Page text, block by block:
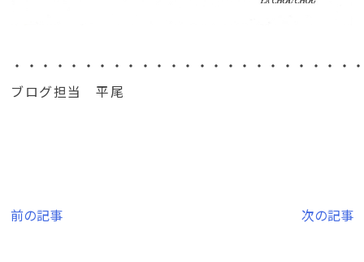
・・・・・・・・・・・・・・・・・・・・・・・・
ブログ担当 平尾
投
前の記事 次の記事